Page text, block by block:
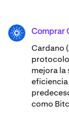
ADA Comprar
Cardano
protocolo
mejora la
como